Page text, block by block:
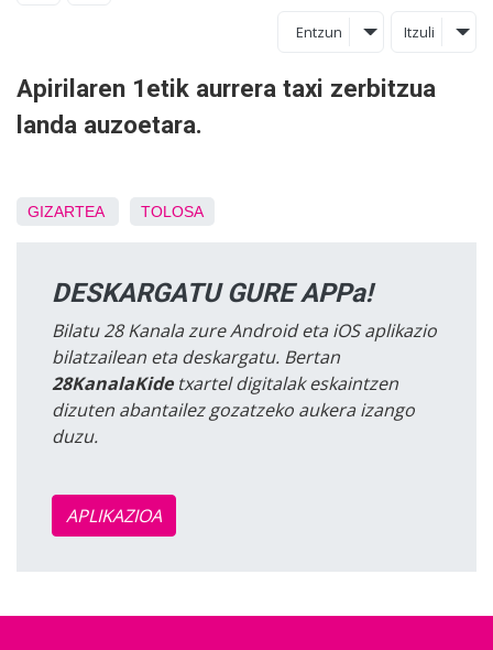
Entzun Itzuli
Apirilaren 1etik aurrera taxi zerbitzua
landa auzoetara.
GIZARTEA TOLOSA
DESKARGATU GURE APPa!
Bilatu 28 Kanala zure Android eta iOS aplikazio
bilatzailean eta deskargatu. Bertan
28KanalaKidetxartel digitalak eskaintzen
dizuten abantailez gozatzeko aukera izango
duzu.
APLIKAZIOA